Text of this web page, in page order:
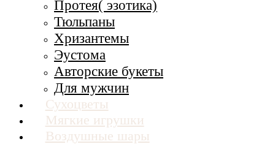
Протея( эзотика)
Тюльпаны
Хризантемы
Эустома
Авторские букеты
Для мужчин
Сухоцветы
Мягкие игрушки
Воздушные шары